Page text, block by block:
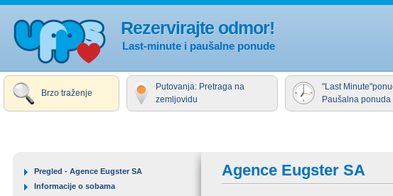
Rezervirajte odmor!
Last-minute i paušalne ponude
Brzo traženje
Putovanja: Pretraga na
zemljovidu
"Last
Paušalna ponuda
Agence Eugster SA
Pregled - Agence Eugster SA
Informacije o sobama